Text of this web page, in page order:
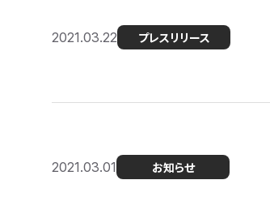
2021.03.22 プレスリリース
2021.03.01 お知らせ